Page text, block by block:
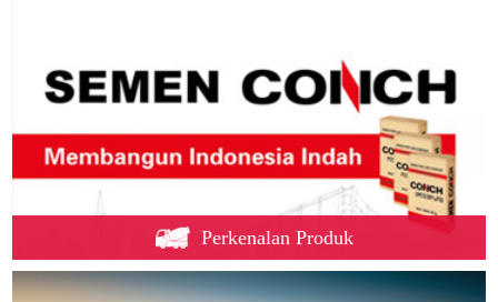
Perkenalan Produk